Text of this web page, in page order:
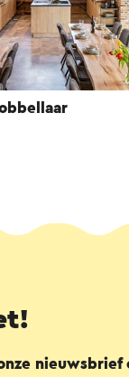
nieuwsbrief